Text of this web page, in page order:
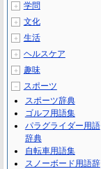
＋ 学問
＋ 文化
＋ 生活
＋ ヘルスケア
＋ 趣味
－
スポーツ
スポーツ辞典
ゴルフ用語集
パラグライダー用語
辞典
自転車用語集
スノーボード用語辞